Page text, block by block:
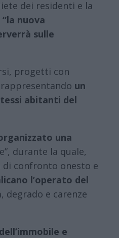
dei residenti e la
“la nuova
sulle
progetti con
un
abitanti del
una
durante la quale,
di confronto onesto e
l’operato del
degrado e carenze
e